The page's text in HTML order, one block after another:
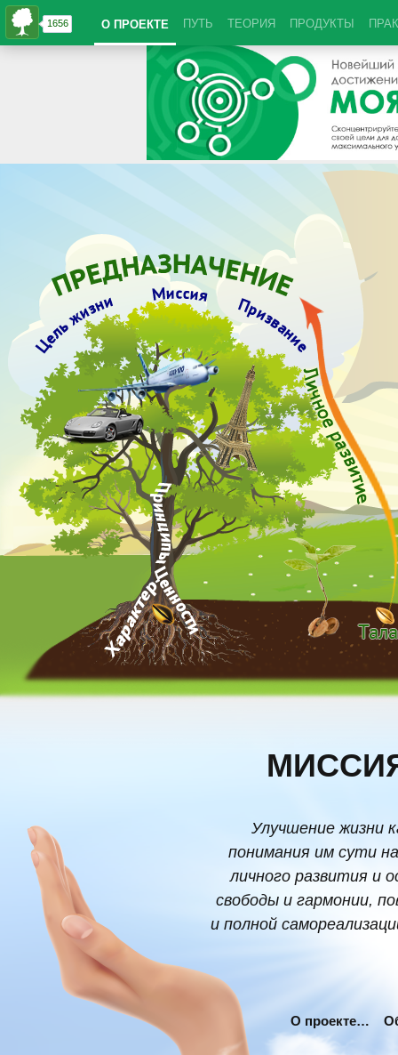
О ПРОЕКТЕ ПУТЬ ТЕОРИЯ ПРОДУКТЫ
Улучшение жизни
понимания им сути
личного развития и
свободы и гармонии,
и полной
О проекте…